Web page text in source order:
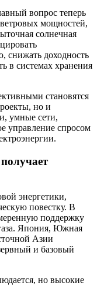
вопрос теперь
мощностей,
солнечная
снижать доходность
в системах хранения
становятся
но и
умные сети,
управление спросом
энергетики,
повестку. В
поддержку
Япония, Южная
Азии
и базовый
но высокие